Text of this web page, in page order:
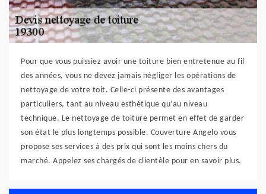
Pour que vous puissiez avoir une toiture bien entretenue au fil
des années, vous ne devez jamais négliger les opérations de
nettoyage de votre toit. Celle-ci présente des avantages
particuliers, tant au niveau esthétique qu’au niveau
technique. Le nettoyage de toiture permet en effet de garder
son état le plus longtemps possible. Couverture Angelo vous
propose ses services à des prix qui sont les moins chers du
marché. Appelez ses chargés de clientèle pour en savoir plus.